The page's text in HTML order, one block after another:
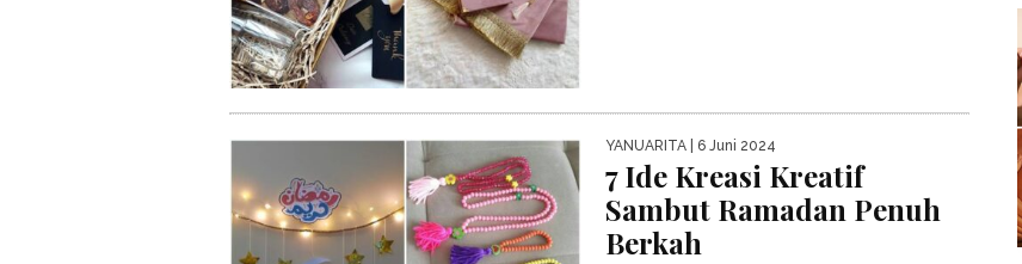
YANUARITA | 6 Juni 2024
7 Ide Kreasi Kreatif
Sambut Ramadan Penuh
Berkah